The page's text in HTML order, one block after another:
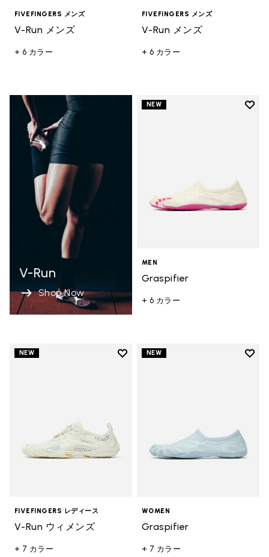
FIVEFINGERS メンズ
V-Run メンズ
+ 6 カラー
FIVEFINGERS メンズ
V-Run メンズ
+ 6 カラー
V-Run
Shop Now
NEW
Add
MEN
Graspifier
+ 6 カラー
NEW
Add to wishlist
FIVEFINGERS レディース
V-Run ウィメンズ
+ 7 カラー
NEW
Add
WOMEN
Graspifier
+ 7 カラー